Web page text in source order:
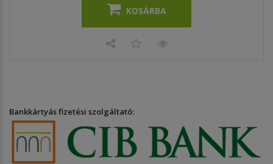
KOSÁRBA
Bankkártyás fizetési szolgáltató: